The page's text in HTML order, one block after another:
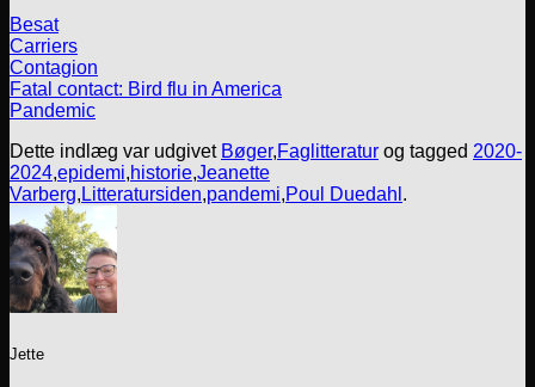
Besat
Carriers
Contagion
Fatal contact: Bird flu in America
Pandemic
Dette indlæg var udgivet Bøger,Faglitteratur og tagged 2020-
2024,epidemi,historie,Jeanette
Varberg,Litteratursiden,pandemi,Poul Duedahl .
Jette